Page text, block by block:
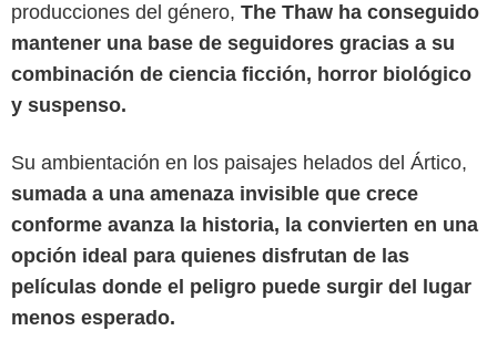
producciones del género, The Thaw ha conseguido
mantener una base de seguidores gracias a su
combinación de ciencia ficción, horror biológico
y suspenso.
Su ambientación en los paisajes helados del Ártico,
sumada a una amenaza invisible que crece
conforme avanza la historia, la convierten en una
opción ideal para quienes disfrutan de las
películas donde el peligro puede surgir del lugar
menos esperado.